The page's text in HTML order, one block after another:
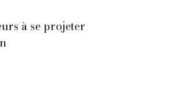
à se projeter